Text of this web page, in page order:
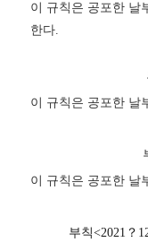
이 규칙은 공포한 날
한다.
이 규칙은 공포한 날
이 규칙은 공포한 날
부칙<2021 ？